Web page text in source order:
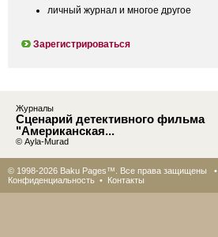
личный журнал и многое другое
Зарегистрироваться
Журналы
Сценарий детективного фильма
"Американская...
© Ayla-Murad
© 1998-2026 Baku Pages™. Все права защищены •
Конфиденциальность • Контакты